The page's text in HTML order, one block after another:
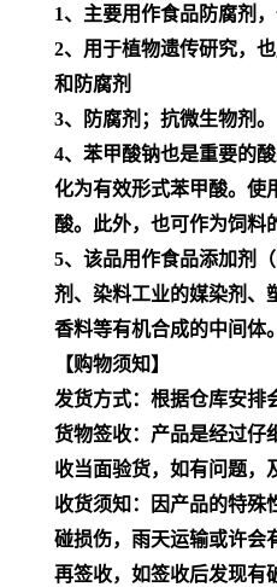
1、主要用作食品防腐剂
2、用于植物遗传研究，
和防腐剂
3、防腐剂；抗微生物剂。
4、苯甲酸钠也是重要的
化为有效形式苯甲酸。使
酸。此外，也可作为饲料
5、该品用作食品添加剂
剂、染料工业的媒染剂、
香料等有机合成的中间体。
【购物须知】
发货方式：根据仓库安排
货物签收：产品是经过仔
收当面验货，如有问题，
收货须知：因产品的特殊
碰损伤，雨天运输或许会
再签收，如签收后发现有